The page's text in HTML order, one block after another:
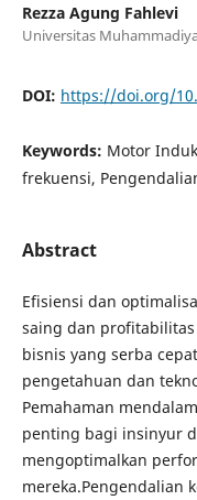
Rezza Agung Fahlevi
Universitas
DOI: https://doi.org/
Keywords: Motor
frekuensi,
Abstract
Efisiensi dan
saing dan
bisnis yang serba
pengetahuan dan
Pemahaman
penting bagi insinyur
mengoptimalkan
mereka.Pengendalian